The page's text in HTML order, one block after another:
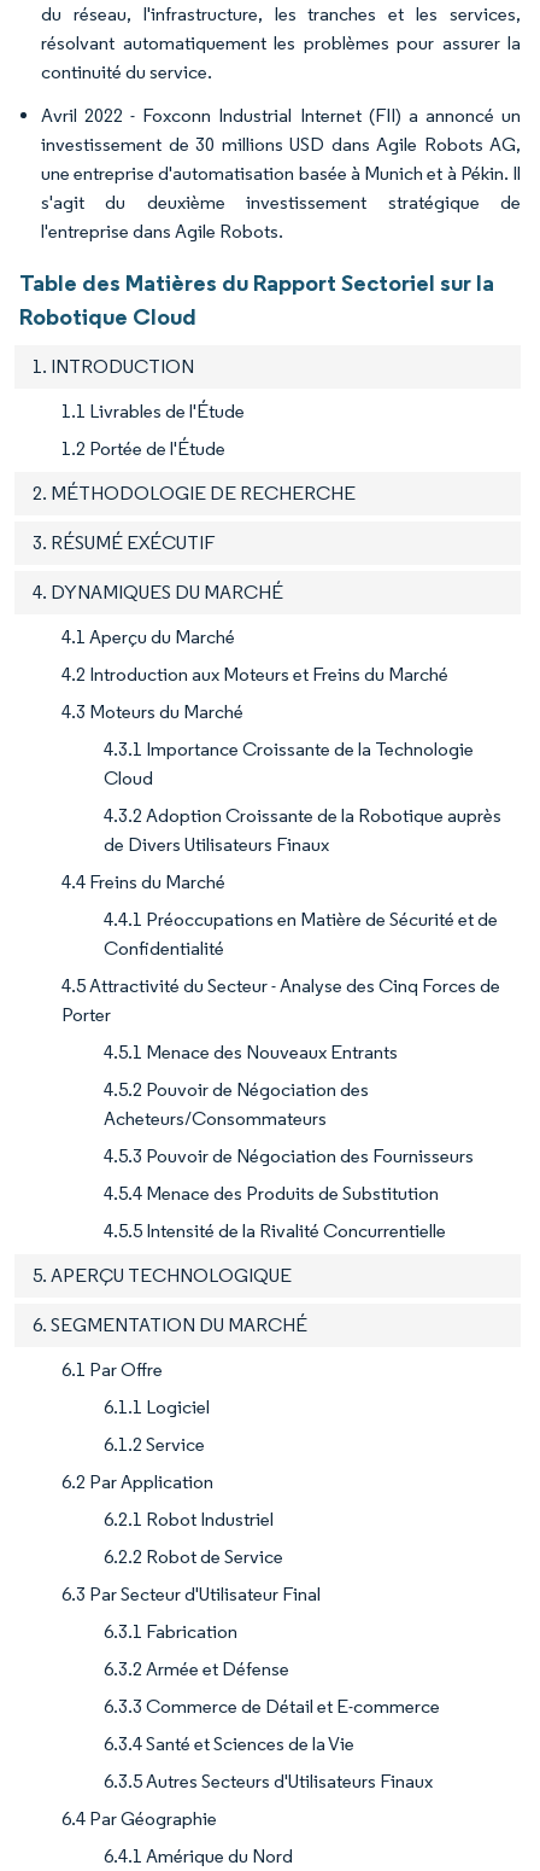
du réseau, l'infrastructure, les tranches et les services,
résolvant automatiquement les problèmes pour assurer la
continuité du service.
Avril 2022 - Foxconn Industrial Internet (FII) a annoncé un
investissement de 30 millions USD dans Agile Robots AG,
une entreprise d'automatisation basée à Munich et à Pékin. Il
s'agit du deuxième investissement stratégique de
l'entreprise dans Agile Robots.
Table des Matières du Rapport Sectoriel sur la
Robotique Cloud
1. INTRODUCTION
1.1 Livrables de l'Étude
1.2 Portée de l'Étude
2. MÉTHODOLOGIE DE RECHERCHE
3. RÉSUMÉ EXÉCUTIF
4. DYNAMIQUES DU MARCHÉ
4.1 Aperçu du Marché
4.2 Introduction aux Moteurs et Freins du Marché
4.3 Moteurs du Marché
4.3.1 Importance Croissante de la Technologie
Cloud
4.3.2 Adoption Croissante de la Robotique auprès
de Divers Utilisateurs Finaux
4.4 Freins du Marché
4.4.1 Préoccupations en Matière de Sécurité et de
Confidentialité
4.5 Attractivité du Secteur - Analyse des Cinq Forces de
Porter
4.5.1 Menace des Nouveaux Entrants
4.5.2 Pouvoir de Négociation des
Acheteurs/Consommateurs
4.5.3 Pouvoir de Négociation des Fournisseurs
4.5.4 Menace des Produits de Substitution
4.5.5 Intensité de la Rivalité Concurrentielle
5. APERÇU TECHNOLOGIQUE
6. SEGMENTATION DU MARCHÉ
6.1 Par Offre
6.1.1 Logiciel
6.1.2 Service
6.2 Par Application
6.2.1 Robot Industriel
6.2.2 Robot de Service
6.3 Par Secteur d'Utilisateur Final
6.3.1 Fabrication
6.3.2 Armée et Défense
6.3.3 Commerce de Détail et E-commerce
6.3.4 Santé et Sciences de la Vie
6.3.5 Autres Secteurs d'Utilisateurs Finaux
6.4 Par Géographie
6.4.1 Amérique du Nord